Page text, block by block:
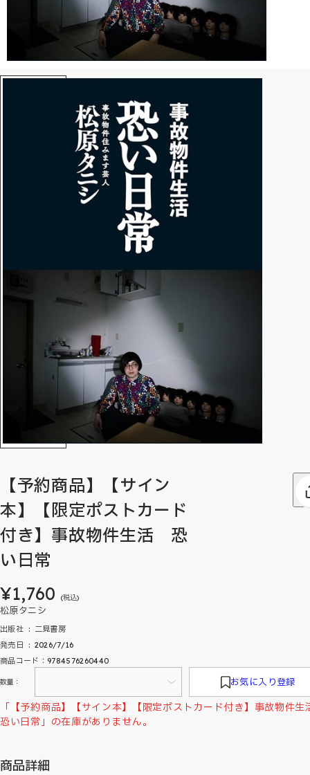
【予約商品】【サイン
本】【限定ポストカード
付き】事故物件生活 恐
い日常
¥1,760 (税込)
松原タニシ
出版社 ‏ : ‎ 二見書房
発売日 ‏ : ‎ 2026/7/16
商品コード：9784576260440
数量： お気に入り登録
「【予約商品】【サイン本】【限定ポストカード付き】事故物件
恐い日常」の在庫がありません。
商品詳細